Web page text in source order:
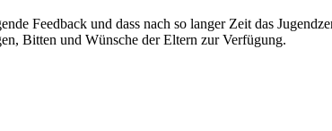
Feedback und dass nach so langer Zeit das
Bitten und Wünsche der Eltern zur Verfügung.